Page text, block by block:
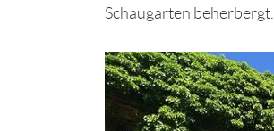
Schaugarten beherbergt.